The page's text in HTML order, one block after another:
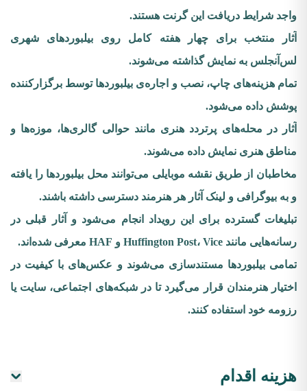
واجد شرایط دریافت این گرنت هستند.
آثار منتخب برای چهار هفته کامل روی بیلبوردهای شهری
لس‌آنجلس به نمایش گذاشته می‌شوند.
تمام هزینه‌های چاپ، نصب و اجاره‌ی بیلبوردها توسط برگزارکننده
پوشش داده می‌شود.
آثار در محله‌های پرتردد هنری مانند حوالی گالری‌ها، موزه‌ها و
مناطق هنری نمایش داده می‌شوند.
مخاطبان از طریق نقشه موبایلی می‌توانند محل بیلبوردها را یافته
و به بیوگرافی و لینک آثار هر هنرمند دسترسی داشته باشند.
تبلیغات گسترده برای این رویداد انجام می‌شود و آثار قبلی در
رسانه‌هایی مانند Huffington Post، Vice و HAF معرفی شده‌اند.
تمامی بیلبوردها مستندسازی می‌شوند و عکس‌های با کیفیت در
اختیار هنرمندان قرار می‌گیرد تا در شبکه‌های اجتماعی، سایت یا
رزومه خود استفاده کنند.
هزینه اقدام